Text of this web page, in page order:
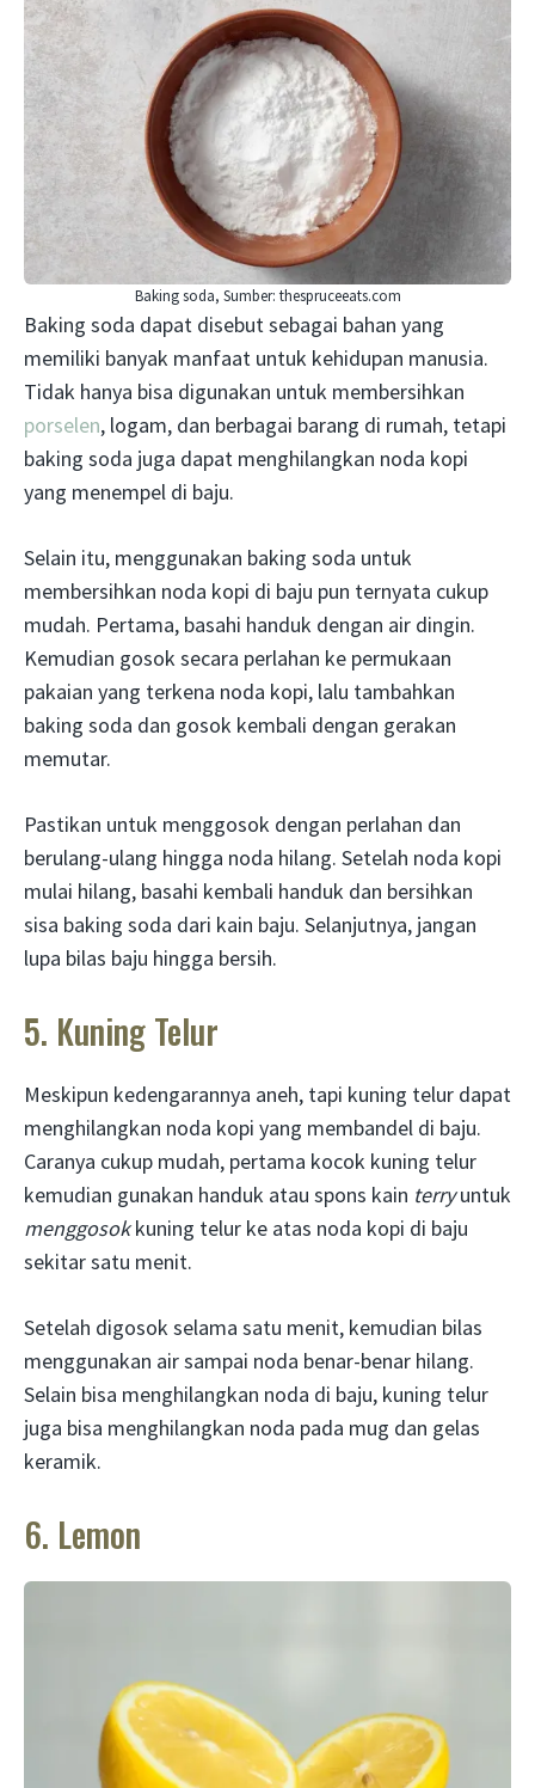
Baking soda, Sumber: thespruceeats.com
Baking soda dapat disebut sebagai bahan yang
memiliki banyak manfaat untuk kehidupan manusia.
Tidak hanya bisa digunakan untuk membersihkan
porselen, logam, dan berbagai barang di rumah, tetapi
baking soda juga dapat menghilangkan noda kopi
yang menempel di baju.
Selain itu, menggunakan baking soda untuk
membersihkan noda kopi di baju pun ternyata cukup
mudah. Pertama, basahi handuk dengan air dingin.
Kemudian gosok secara perlahan ke permukaan
pakaian yang terkena noda kopi, lalu tambahkan
baking soda dan gosok kembali dengan gerakan
memutar.
Pastikan untuk menggosok dengan perlahan dan
berulang-ulang hingga noda hilang. Setelah noda kopi
mulai hilang, basahi kembali handuk dan bersihkan
sisa baking soda dari kain baju. Selanjutnya, jangan
lupa bilas baju hingga bersih.
5. Kuning Telur
Meskipun kedengarannya aneh, tapi kuning telur dapat
menghilangkan noda kopi yang membandel di baju.
Caranya cukup mudah, pertama kocok kuning telur
kemudian gunakan handuk atau spons kain terryuntuk
menggosokkuning telur ke atas noda kopi di baju
sekitar satu menit.
Setelah digosok selama satu menit, kemudian bilas
menggunakan air sampai noda benar-benar hilang.
Selain bisa menghilangkan noda di baju, kuning telur
juga bisa menghilangkan noda pada mug dan gelas
keramik.
6. Lemon